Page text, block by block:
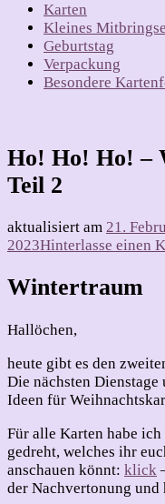
Karten
Kleines
Geburtstag
Verpackung
Besondere
Ho! Ho! Ho! –
Teil 2
aktualisiert am 21.
2023Hinterlasse einen
Wintertraum
Hallöchen,
heute gibt es den
Die nächsten
Ideen für
Für alle Karten habe
gedreht, welches ihr
anschauen könnt: klick
der Nachvertonung